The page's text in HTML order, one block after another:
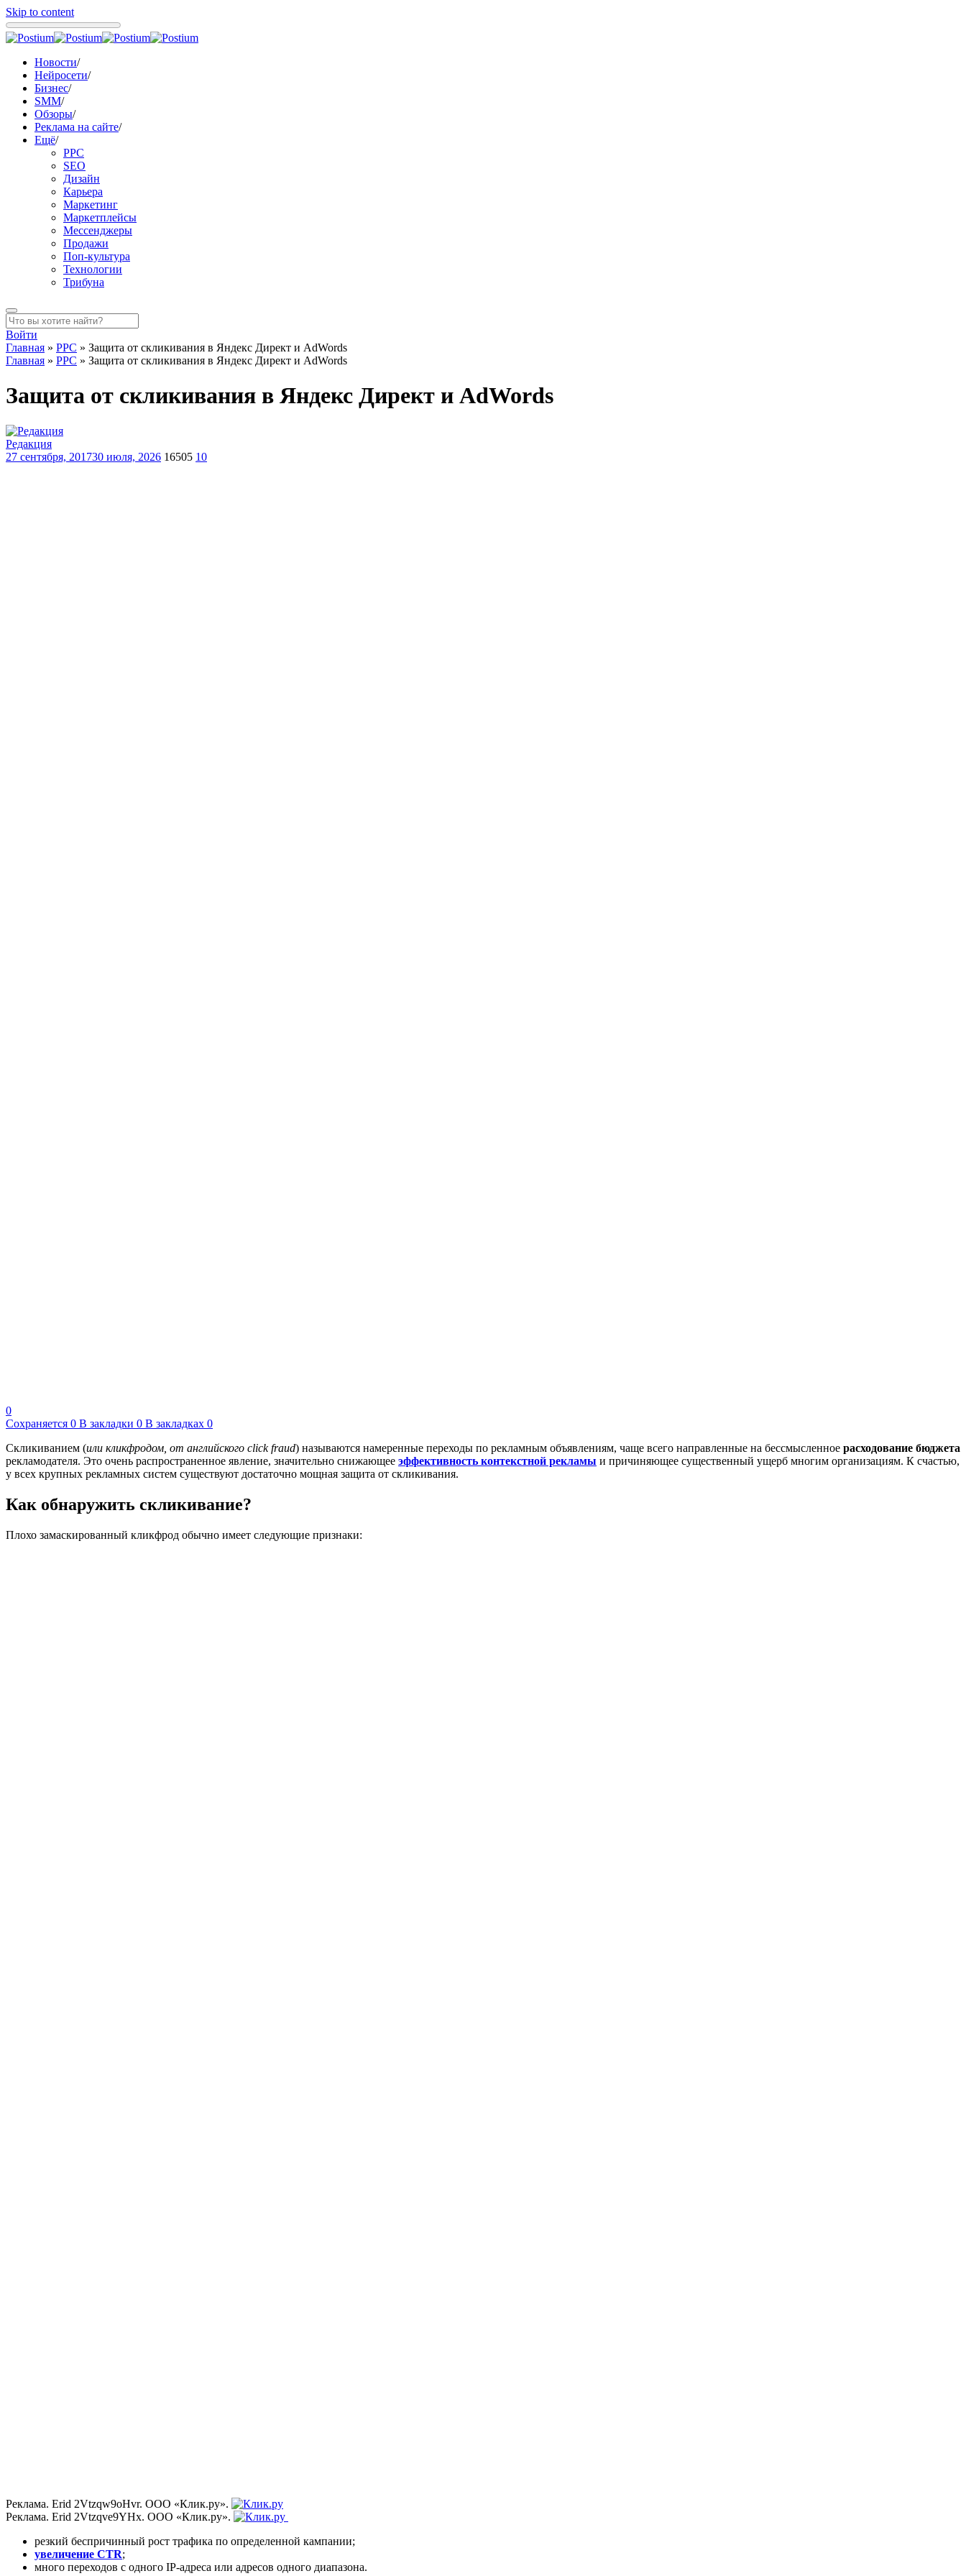
Skip to content
Новости/
Нейросети/
Бизнес/
SMM/
Обзоры/
Реклама на сайте/
Ещё/
PPC
SEO
Дизайн
Карьера
Маркетинг
Маркетплейсы
Мессенджеры
Продажи
Поп-культура
Технологии
Трибуна
Войти
Главная » PPC » Защита от скликивания в Яндекс Директ и AdWords
Главная » PPC » Защита от скликивания в Яндекс Директ и AdWords
Защита от скликивания в Яндекс Директ и AdWords
Редакция
27 сентября, 201730 июля, 2026 16505 10
0
Сохраняется 0 В закладки 0 В закладках 0
Скликиванием (или кликфродом, от английского click fraud) называются намеренные переходы по рекламным объявлениям, чаще всего направленные на бессмысленное расходование бюджета
рекламодателя. Это очень распространенное явление, значительно снижающее эффективность контекстной рекламы и причиняющее существенный ущерб многим организациям. К счастью,
у всех крупных рекламных систем существуют достаточно мощная защита от скликивания.
Как обнаружить скликивание?
Плохо замаскированный кликфрод обычно имеет следующие признаки:
Реклама. Erid 2Vtzqw9oHvr. ООО «Клик.ру».
Реклама. Erid 2Vtzqve9YHx. ООО «Клик.ру».
резкий беспричинный рост трафика по определенной кампании;
увеличение CTR;
много переходов с одного IP-адреса или адресов одного диапазона.